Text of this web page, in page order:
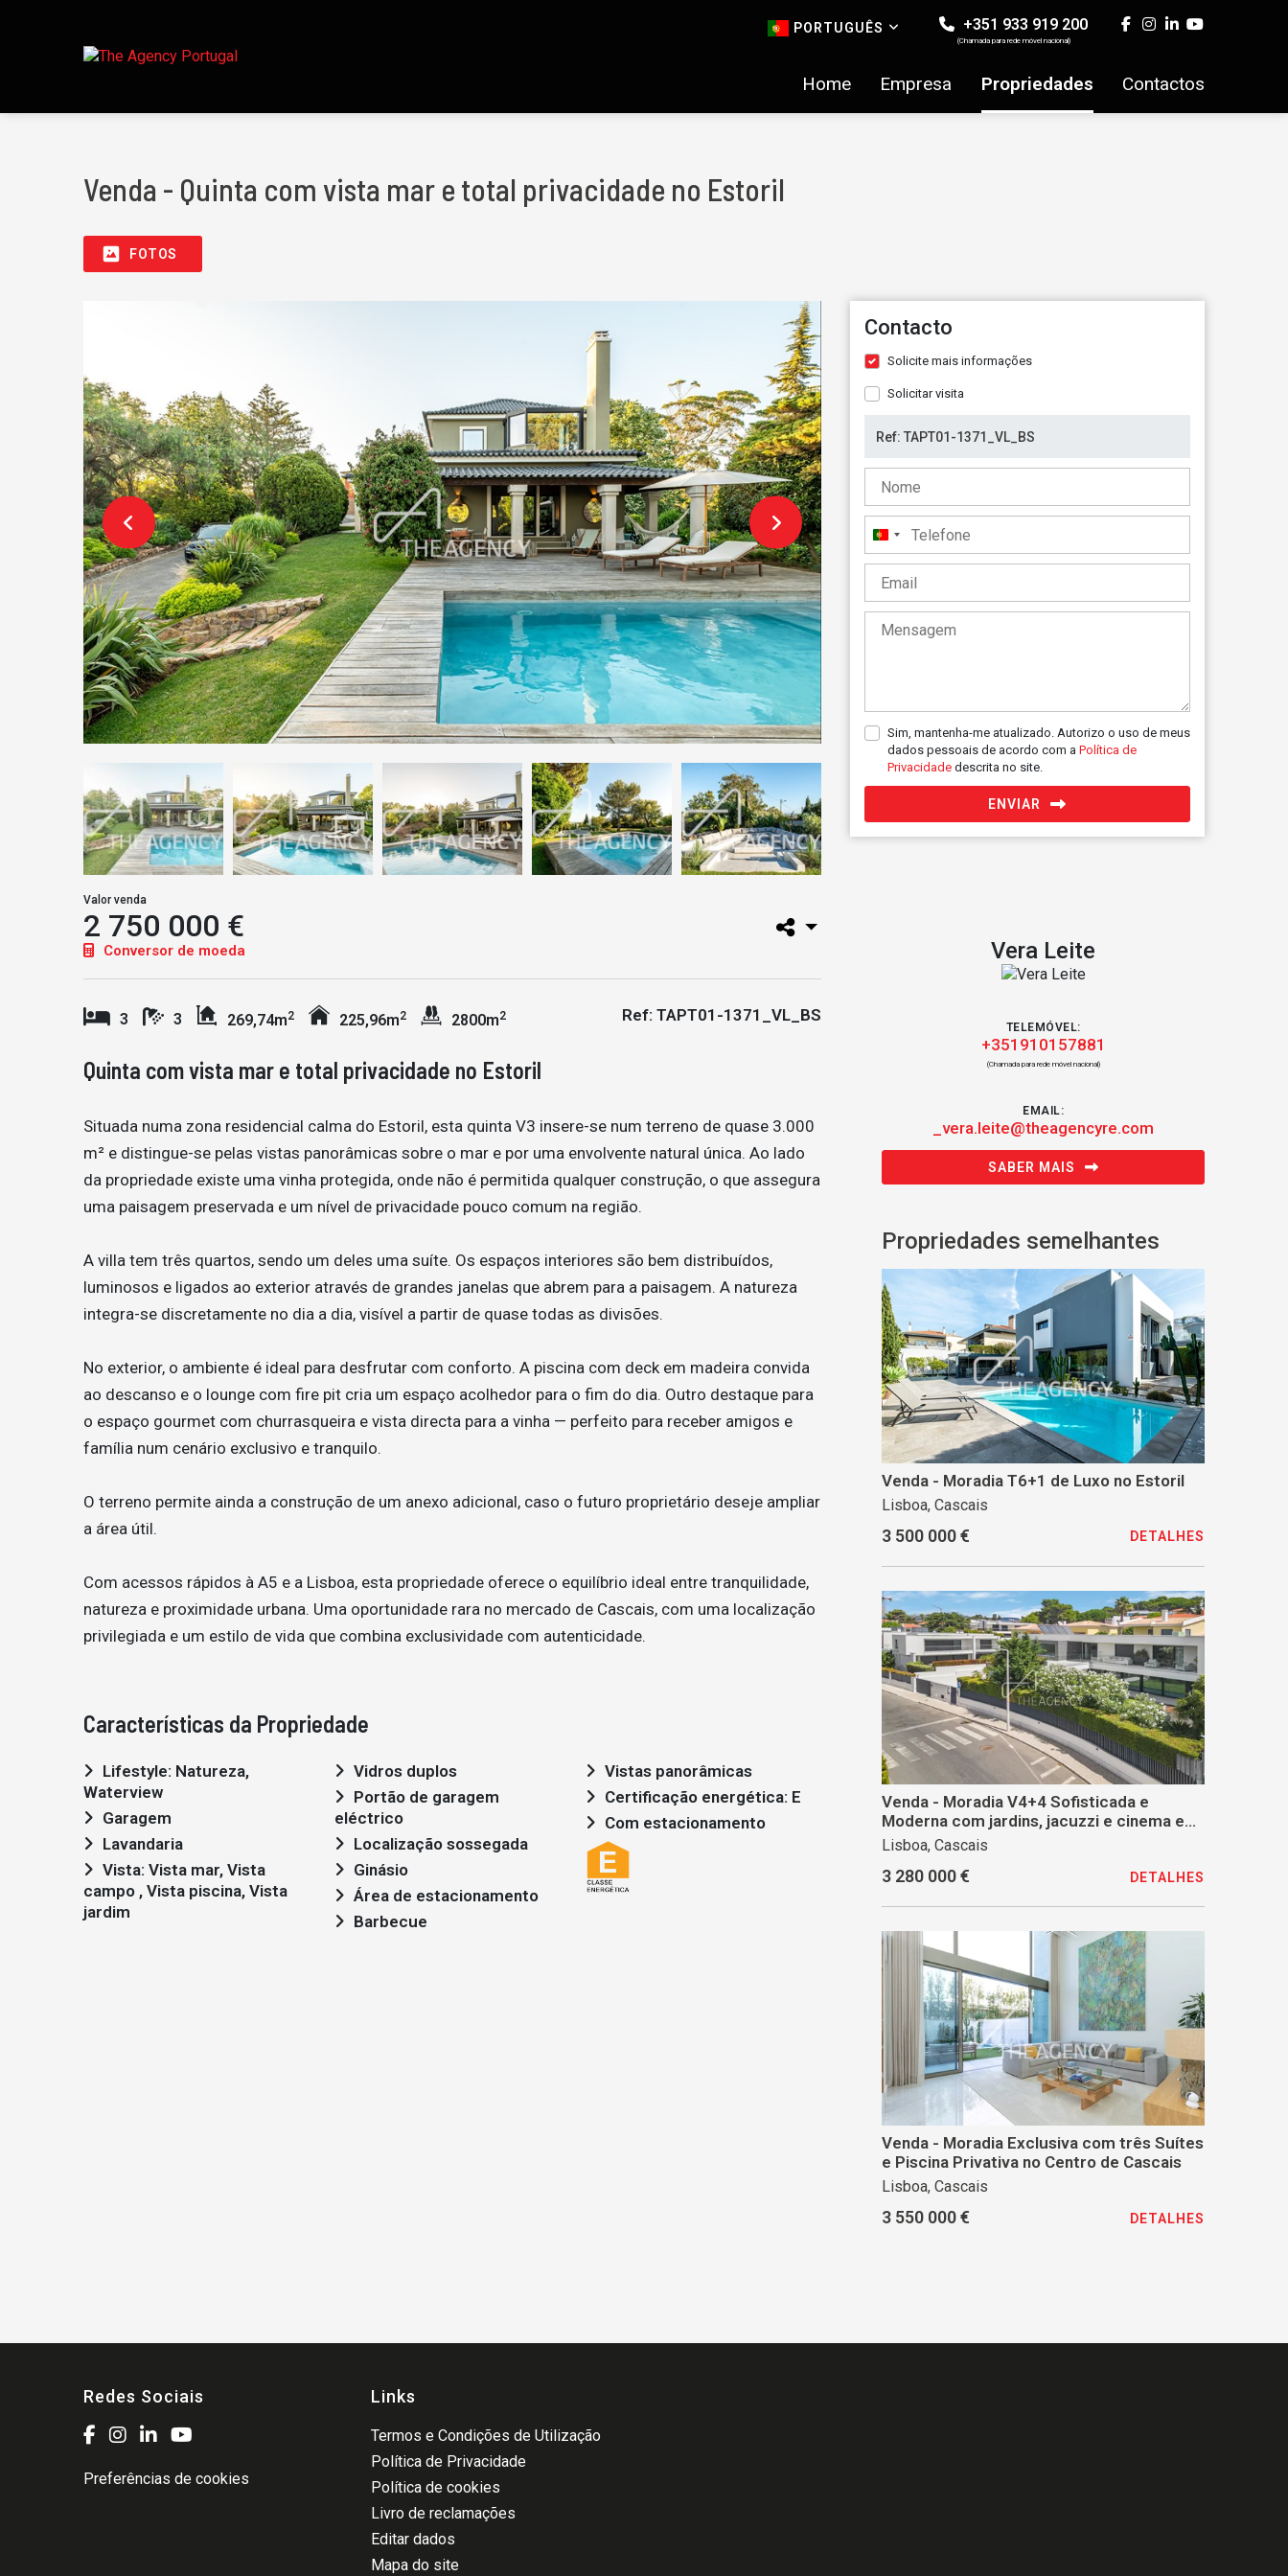
PORTUGUÊS +351 933 919 200
(Chamada para rede móvel nacional)
Home Empresa Propriedades Contactos
Venda - Quinta com vista mar e total privacidade no Estoril
FOTOS
Valor venda
2 750 000 €
Conversor de moeda
3 3 269,74m2 225,96m2 2800m2 Ref: TAPT01-1371_VL_BS
Quinta com vista mar e total privacidade no Estoril
Situada numa zona residencial calma do Estoril, esta quinta V3 insere-se num terreno de quase 3.000
m² e distingue-se pelas vistas panorâmicas sobre o mar e por uma envolvente natural única. Ao lado
da propriedade existe uma vinha protegida, onde não é permitida qualquer construção, o que assegura
uma paisagem preservada e um nível de privacidade pouco comum na região.
A villa tem três quartos, sendo um deles uma suíte. Os espaços interiores são bem distribuídos,
luminosos e ligados ao exterior através de grandes janelas que abrem para a paisagem. A natureza
integra-se discretamente no dia a dia, visível a partir de quase todas as divisões.
No exterior, o ambiente é ideal para desfrutar com conforto. A piscina com deck em madeira convida
ao descanso e o lounge com fire pit cria um espaço acolhedor para o fim do dia. Outro destaque para
o espaço gourmet com churrasqueira e vista directa para a vinha — perfeito para receber amigos e
família num cenário exclusivo e tranquilo.
O terreno permite ainda a construção de um anexo adicional, caso o futuro proprietário deseje ampliar
a área útil.
Com acessos rápidos à A5 e a Lisboa, esta propriedade oferece o equilíbrio ideal entre tranquilidade,
natureza e proximidade urbana. Uma oportunidade rara no mercado de Cascais, com uma localização
privilegiada e um estilo de vida que combina exclusividade com autenticidade.
Características da Propriedade
Waterview
Garagem
Lavandaria
campo , Vista piscina, Vista
jardim
Vidros duplos
eléctrico
Localização sossegada
Ginásio
Área de estacionamento
Barbecue
Vistas panorâmicas
Certificação energética: E
Com estacionamento
Contacto
Solicite mais informações
Solicitar visita
Portugal
+351
Sim, mantenha-me atualizado. Autorizo o uso de meus
dados pessoais de acordo com a Política de
Privacidade descrita no site.
ENVIAR
Vera Leite
TELEMÓVEL:
+351910157881
(Chamada para rede móvel nacional)
EMAIL:
_vera.leite@theagencyre.com
SABER MAIS
Propriedades semelhantes
Venda - Moradia T6+1 de Luxo no Estoril
Lisboa, Cascais
3 500 000 € DETALHES
Venda - Moradia V4+4 Sofisticada e
Moderna com jardins, jacuzzi e cinema em
Birre, Cascais
Lisboa, Cascais
3 280 000 € DETALHES
Venda - Moradia Exclusiva com três Suítes
e Piscina Privativa no Centro de Cascais
Lisboa, Cascais
3 550 000 € DETALHES
Redes Sociais
Preferências de cookies
Links
Termos e Condições de Utilização
Política de Privacidade
Política de cookies
Livro de reclamações
Editar dados
Mapa do site